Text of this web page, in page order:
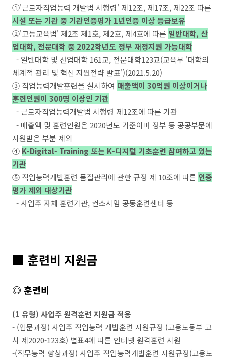
①'근로자직업능력 개발법 시행령' 제12조, 제17조, 제22조 따른
시설 또는 기관 중 기관인증평가 1년인증 이상 등급보유
②'고등교육법' 제2조 제1호, 제2호, 제4호에 따른 일반대학, 산
업대학, 전문대학 중 2022학년도 정부 재정지원 가능대학
- 일반대학 및 산업대학 161교, 전문대학123교(교육부 '대학의
체계적 관리 및 혁신 지원전략 발표')(2021.5.20)
③ 직업능력개발훈련을 실시하여 매출액이 30억원 이상이거나
훈련인원이 300명 이상인 기관
- 근로자직업능력개발법 시행령 제12조에 따른 기관
- 매출액 및 훈련인원은 2020년도 기준이며 정부 등 공공부문에
지원받은 부분 제외
④ K-Digital- Training 또는 K-디지털 기초훈련 참여하고 있는
기관
⑤ 직업능력개발훈련 품질관리에 관한 규정 제 10조에 따른 인증
평가 제외 대상기관
- 사업주 자체 훈련기관, 컨소시엄 공동훈련센터 등
■ 훈련비 지원금
◎ 훈련비
(1 유형) 사업주 원격훈련 지원금 적용
- (입문과정) 사업주 직업능력 개발훈련 지원규정 (고용노동부 고
시 제2020-123호) 별표4에 따른 인터넷 원격훈련 지원
-(직무능력 향상과정) 사업주 직업능력개발훈련 지원규정(고용노